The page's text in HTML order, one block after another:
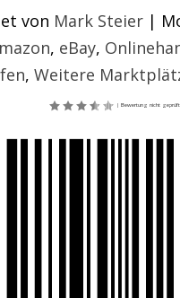
von Mark Steier |
, eBay,
, Weitere